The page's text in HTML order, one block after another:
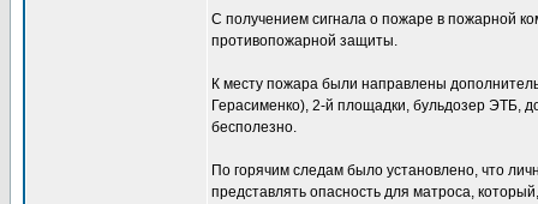
С получением сигнала о пожаре в пожарной
противопожарной защиты.
К месту пожара были направлены
Герасименко), 2-й площадки, бульдозер ЭТБ,
бесполезно.
По горячим следам было установлено, что
представлять опасность для матроса,